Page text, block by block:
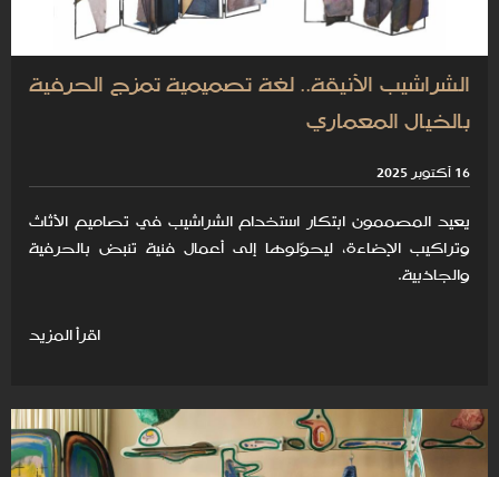
الشراشيب الأنيقة.. لغة تصميمية تمزج الحرفية
بالخيال المعماري
16 أكتوبر 2025
يعيد المصممون ابتكار استخدام الشراشيب في تصاميم الأثاث
وتراكيب الإضاءة، ليحوّلوها إلى أعمال فنية تنبض بالحرفية
والجاذبية.
اقرأ المزيد